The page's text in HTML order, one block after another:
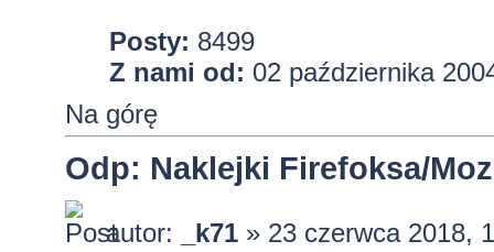
Posty: 8499
Z nami od: 02 października
Na górę
Odp: Naklejki Firefoksa/
autor: _k71» 23 czerwca 2018,